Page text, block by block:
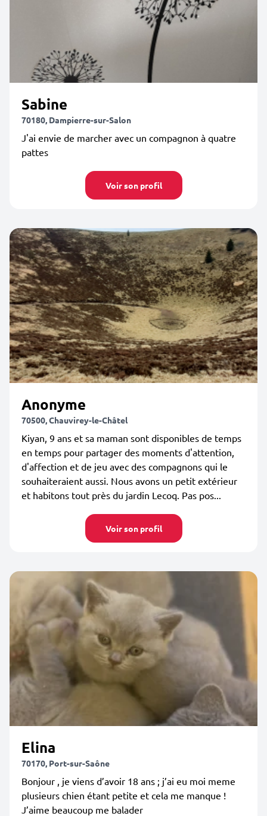
Sabine
70180, Dampierre-sur-Salon
J'ai envie de marcher avec un compagnon à quatre
pattes
Voir son profil
Anonyme
70500, Chauvirey-le-Châtel
Kiyan, 9 ans et sa maman sont disponibles de temps
en temps pour partager des moments d'attention,
d'affection et de jeu avec des compagnons qui le
souhaiteraient aussi. Nous avons un petit extérieur
et habitons tout près du jardin Lecoq. Pas pos...
Voir son profil
Elina
70170, Port-sur-Saône
Bonjour , je viens d’avoir 18 ans ; j’ai eu moi meme
plusieurs chien étant petite et cela me manque !
J’aime beaucoup me balader